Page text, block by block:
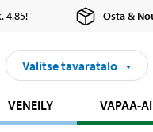
4.85! Osta &
Valitse tavaratalo
VENEILY VAPAA-